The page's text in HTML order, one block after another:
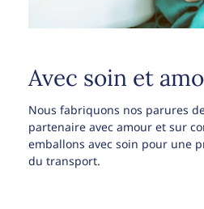
Avec soin et
Nous fabriquons nos parures
partenaire avec amour et sur
emballons avec soin pour une
du transport.